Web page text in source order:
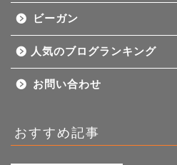
ビーガン
人気のブログランキング
お問い合わせ
おすすめ記事